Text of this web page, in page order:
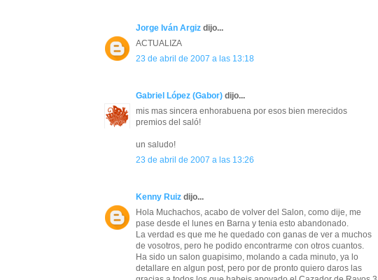
Jorge Iván Argiz dijo...
ACTUALIZA
23 de abril de 2007 a las 13:18
Gabriel López (Gabor) dijo...
mis mas sincera enhorabuena por esos bien merecidos
premios del saló!
un saludo!
23 de abril de 2007 a las 13:26
Kenny Ruiz dijo...
Hola Muchachos, acabo de volver del Salon, como dije, me
pase desde el lunes en Barna y tenia esto abandonado.
La verdad es que me he quedado con ganas de ver a muchos
de vosotros, pero he podido encontrarme con otros cuantos.
Ha sido un salon guapisimo, molando a cada minuto, ya lo
detallare en algun post, pero por de pronto quiero daros las